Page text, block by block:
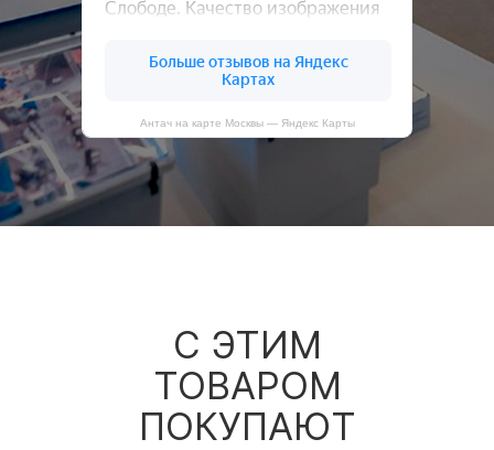
Антач на карте Москвы — Яндекс Карты
С ЭТИМ
ТОВАРОМ
ПОКУПАЮТ